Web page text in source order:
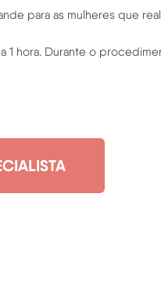
para as mulheres que
1 hora. Durante o